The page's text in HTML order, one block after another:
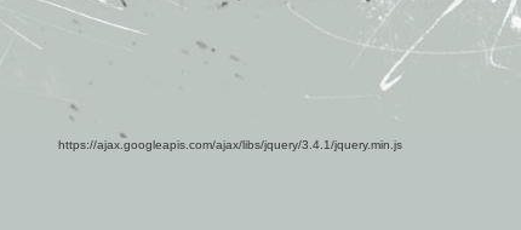
https://ajax.googleapis.com/ajax/libs/jquery/3.4.1/jquery.min.js